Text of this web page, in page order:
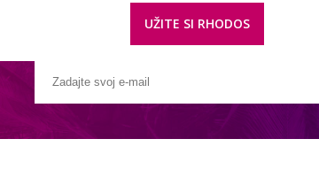
UŽITE SI RHODOS